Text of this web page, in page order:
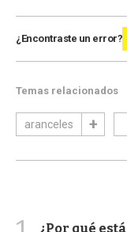
¿Encontraste un error?
Temas relacionados
aranceles
¿Por qué